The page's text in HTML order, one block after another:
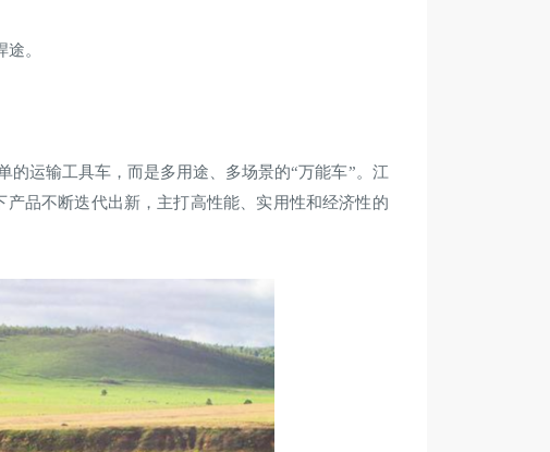
。
运输工具车，而是多用途、多场景的“万能车”。江
品不断迭代出新，主打高性能、实用性和经济性的